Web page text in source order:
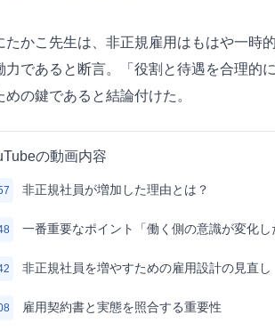
たかこ先生は、非正規雇用はもはや一時
力であると断言。「役割と待遇を合理的
めの鍵であると結論付けた。
の動画内容
非正規社員が増加した理由とは？
一番重要なポイント「働く側の意識が変化し
非正規社員を増やすための雇用設計の見直し
雇用契約書と実態を照合する重要性